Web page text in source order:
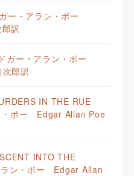
ー・アラン・ポー
訳
ガー・アラン・ポー
郎訳
IN THE RUE
・ポー Edgar Allan Poe
INTO THE
ラン・ポー Edgar Allan